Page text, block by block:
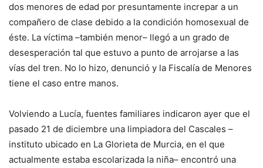
dos menores de edad por presuntamente increpar a un
compañero de clase debido a la condición homosexual de
éste. La víctima –también menor– llegó a un grado de
desesperación tal que estuvo a punto de arrojarse a las
vías del tren. No lo hizo, denunció y la Fiscalía de Menores
tiene el caso entre manos.
Volviendo a Lucía, fuentes familiares indicaron ayer que el
pasado 21 de diciembre una limpiadora del Cascales –
instituto ubicado en La Glorieta de Murcia, en el que
actualmente estaba escolarizada la niña– encontró una